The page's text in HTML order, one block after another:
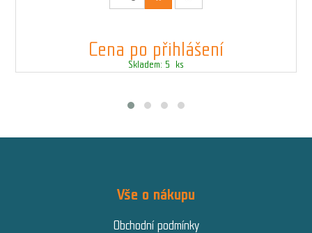
Cena po přihlášení
Skladem: 5 ks
Vše o nákupu
Obchodní podmínky